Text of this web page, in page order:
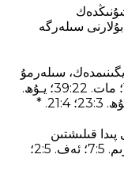
سىلەرگە
سىلەرمۇ
بىر-بىرىڭلارنى سۆيۈڭلار. ◘ 15:12 لاۋ. 19‏:18؛ مات. 22‏:39؛ يـۇھ.
قىلىشتىن
چوڭقۇر مېھىر-مۇھەببىتى يوقتۇر. ◘ 15:13 رىم. 5‏:7؛ ئ‍ەف. 5‏:2؛